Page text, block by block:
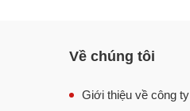
Về chúng tôi
Giới thiệu về công ty